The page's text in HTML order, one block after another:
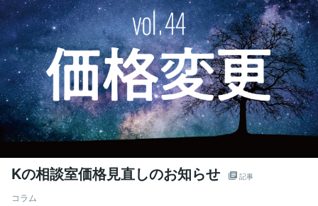
Kの相談室価格見直しのお知らせ 記事
コラム